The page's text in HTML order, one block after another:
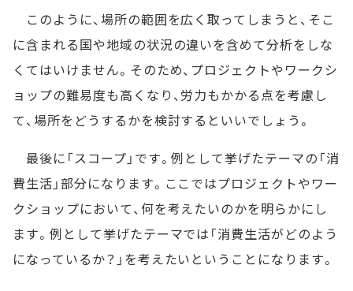
このように、場所の範囲を広く取ってしまうと、そこ
に含まれる国や地域の状況の違いを含めて分析をしな
くてはいけません。そのため、プロジェクトやワークシ
ョップの難易度も高くなり、労力もかかる点を考慮し
て、場所をどうするかを検討するといいでしょう。
最後に「スコープ」です。例として挙げたテーマの「消
費生活」部分になります。ここではプロジェクトやワー
クショップにおいて、何を考えたいのかを明らかにし
ます。例として挙げたテーマでは「消費生活がどのよう
になっているか？」を考えたいということになります。